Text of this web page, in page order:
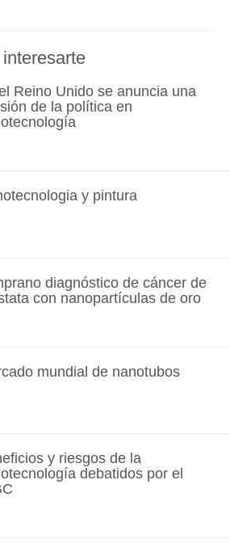
Reino Unido se anuncia una
de la política en
y pintura
diagnóstico de cáncer de
con nanopartículas de oro
mundial de nanotubos
y riesgos de la
debatidos por el